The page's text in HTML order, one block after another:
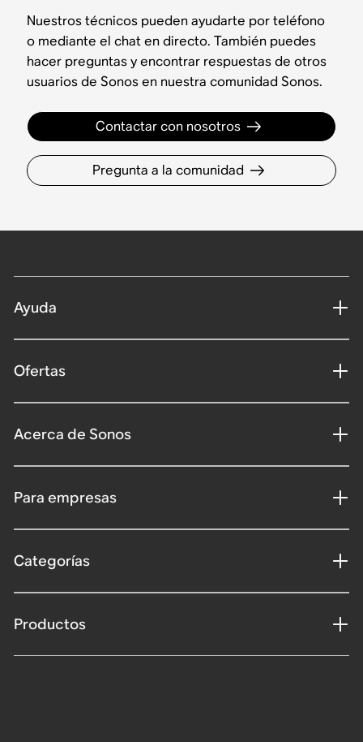
Nuestros técnicos pueden ayudarte por teléfono
o mediante el chat en directo. También puedes
hacer preguntas y encontrar respuestas de otros
usuarios de Sonos en nuestra comunidad Sonos.
Contactar con nosotros
Pregunta a la comunidad
Ayuda
Ofertas
Acerca de Sonos
Para empresas
Categorías
Productos